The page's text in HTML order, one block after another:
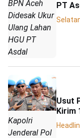
BPN Aceh
Didesak Ukur
Ulang Lahan
HGU PT
Asdal
PT
Kapolri
Jenderal Pol
Usut
Kirim